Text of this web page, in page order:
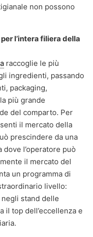
non possono
l’intera filiera della
raccoglie le più
ingredienti, passando
packaging,
più grande
del comparto. Per
il mercato della
prescindere da una
dove l’operatore può
il mercato del
un programma di
livello:
negli stand delle
il top dell’eccellenza e